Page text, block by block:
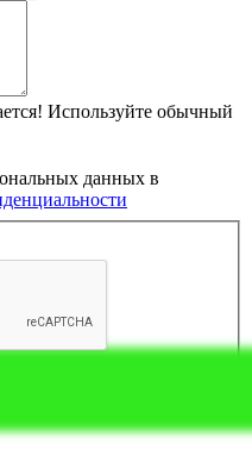
Используйте обычный
данных в